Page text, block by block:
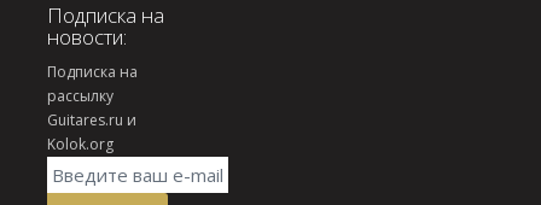
Подписка на
новости:
Подписка на
рассылку
Guitares.ru и
Kolok.org